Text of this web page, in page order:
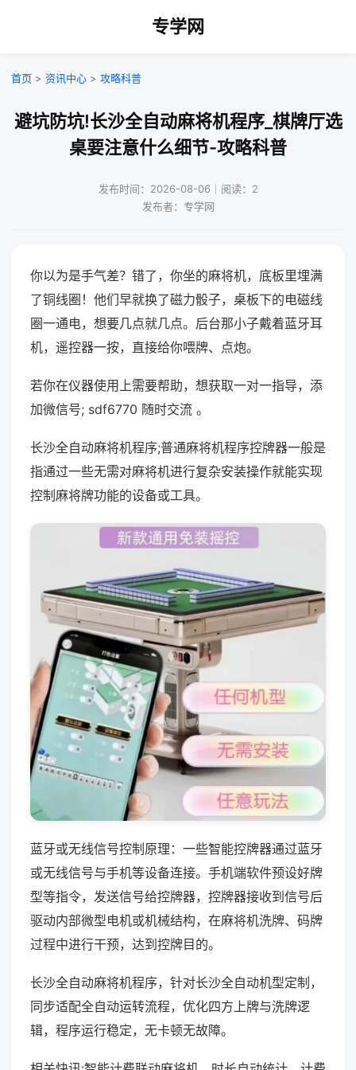
专学网
首页 > 资讯中心 > 攻略科普
避坑防坑!长沙全自动麻将机程序_棋牌厅选
桌要注意什么细节-攻略科普
发布时间：2026-08-06｜阅读：2
发布者：专学网
你以为是手气差？错了，你坐的麻将机，底板里埋满
了铜线圈！他们早就换了磁力骰子，桌板下的电磁线
圈一通电，想要几点就几点。后台那小子戴着蓝牙耳
机，遥控器一按，直接给你喂牌、点炮。
若你在仪器使用上需要帮助，想获取一对一指导，添
加微信号; sdf6770 随时交流 。
长沙全自动麻将机程序;普通麻将机程序控牌器一般是
指通过一些无需对麻将机进行复杂安装操作就能实现
控制麻将牌功能的设备或工具。
蓝牙或无线信号控制原理：一些智能控牌器通过蓝牙
或无线信号与手机等设备连接。手机端软件预设好牌
型等指令，发送信号给控牌器，控牌器接收到信号后
驱动内部微型电机或机械结构，在麻将机洗牌、码牌
过程中进行干预，达到控牌目的。
长沙全自动麻将机程序，针对长沙全自动机型定制，
同步适配全自动运转流程，优化四方上牌与洗牌逻
辑，程序运行稳定，无卡顿无故障。